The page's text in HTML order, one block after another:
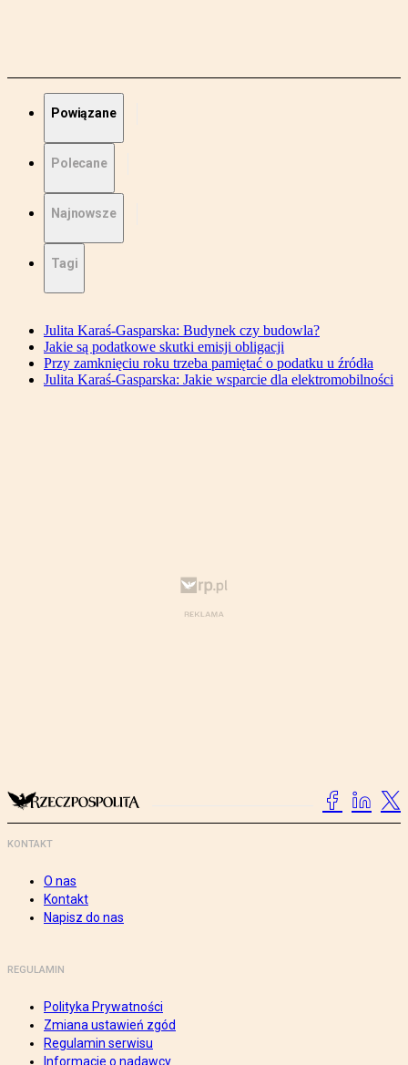
Powiązane
Polecane
Najnowsze
Tagi
Julita Karaś-Gasparska: Budynek czy budowla?
Jakie są podatkowe skutki emisji obligacji
Przy zamknięciu roku trzeba pamiętać o podatku u źródła
Julita Karaś-Gasparska: Jakie wsparcie dla elektromobilności
KONTAKT
O nas
Kontakt
Napisz do nas
REGULAMIN
Polityka Prywatności
Zmiana ustawień zgód
Regulamin serwisu
Informacje o nadawcy